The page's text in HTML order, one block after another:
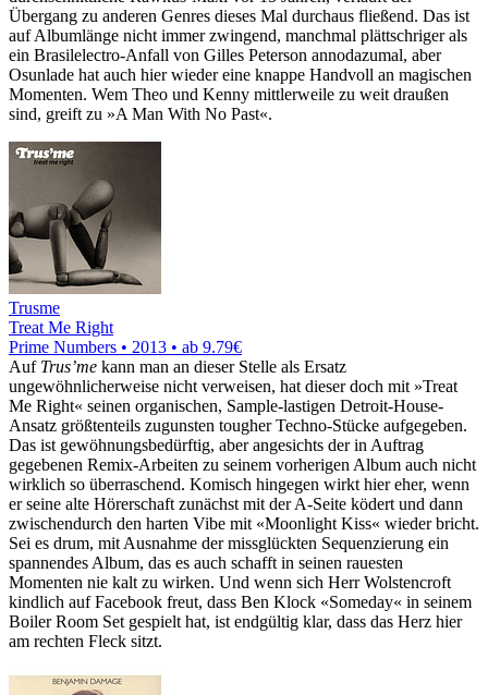
Übergang zu anderen Genres dieses Mal durchaus fließend. Das ist
auf Albumlänge nicht immer zwingend, manchmal plättschriger als
ein Brasilelectro-Anfall von Gilles Peterson annodazumal, aber
Osunlade hat auch hier wieder eine knappe Handvoll an magischen
Momenten. Wem Theo und Kenny mittlerweile zu weit draußen
sind, greift zu »A Man With No Past«.
Trusme
Treat Me Right
Prime Numbers • 2013 • ab 9.79€
Auf Trus’me kann man an dieser Stelle als Ersatz
ungewöhnlicherweise nicht verweisen, hat dieser doch mit »Treat
Me Right« seinen organischen, Sample-lastigen Detroit-House-
Ansatz größtenteils zugunsten tougher Techno-Stücke aufgegeben.
Das ist gewöhnungsbedürftig, aber angesichts der in Auftrag
gegebenen Remix-Arbeiten zu seinem vorherigen Album auch nicht
wirklich so überraschend. Komisch hingegen wirkt hier eher, wenn
er seine alte Hörerschaft zunächst mit der A-Seite ködert und dann
zwischendurch den harten Vibe mit «Moonlight Kiss« wieder bricht.
Sei es drum, mit Ausnahme der missglückten Sequenzierung ein
spannendes Album, das es auch schafft in seinen rauesten
Momenten nie kalt zu wirken. Und wenn sich Herr Wolstencroft
kindlich auf Facebook freut, dass Ben Klock «Someday« in seinem
Boiler Room Set gespielt hat, ist endgültig klar, dass das Herz hier
am rechten Fleck sitzt.